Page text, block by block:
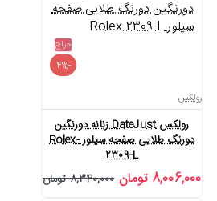
حراج
-4%
رولکس
رولکس DateJust زنانه دورنگین
دورنگ طلایی صفحه سیلور Rolex-
2309-L
8,006,000 تومان 8,340,000 تومان